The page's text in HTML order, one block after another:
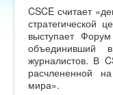
CSCE считает
стратегической
выступает
объединивший
журналистов. В
расчлененной
мира».